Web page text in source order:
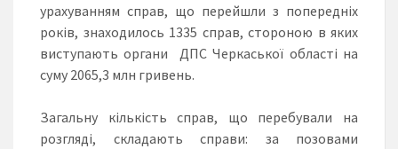
урахуванням справ, що перейшли з попередніх
років, знаходилось 1335 справ, стороною в яких
виступають органи ДПС Черкаської області на
суму 2065,3 млн гривень.
Загальну кількість справ, що перебували на
розгляді, складають справи: за позовами